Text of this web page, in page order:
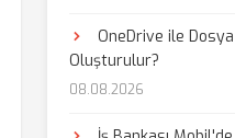
OneDrive ile Dosya
Oluşturulur?
08.08.2026